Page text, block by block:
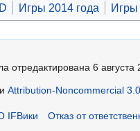
Игры 2014 года Игры
отредактирована 6 августа
Attribution-Noncommercial
IFВики Отказ от